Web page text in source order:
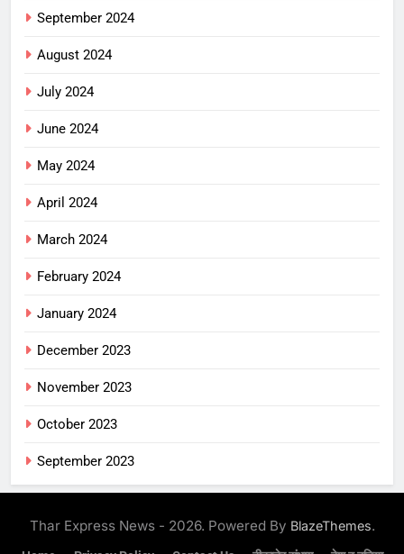
September 2024
August 2024
July 2024
June 2024
May 2024
April 2024
March 2024
February 2024
January 2024
December 2023
November 2023
October 2023
September 2023
Thar Express News - 2026. Powered By BlazeThemes.